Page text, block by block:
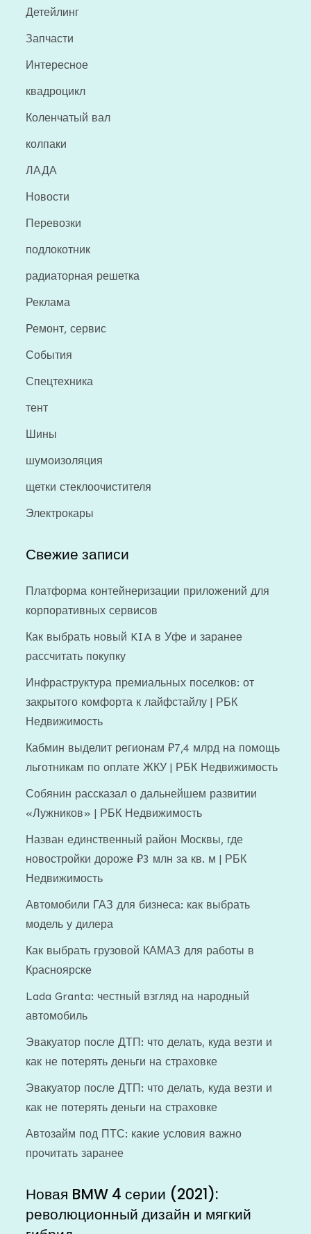
Детейлинг
Запчасти
Интересное
квадроцикл
Коленчатый вал
колпаки
ЛАДА
Новости
Перевозки
подлокотник
радиаторная решетка
Реклама
Ремонт, сервис
События
Спецтехника
тент
Шины
шумоизоляция
щетки стеклоочистителя
Электрокары
Свежие записи
Платформа контейнеризации приложений для
корпоративных сервисов
Как выбрать новый KIA в Уфе и заранее
рассчитать покупку
Инфраструктура премиальных поселков: от
закрытого комфорта к лайфстайлу | РБК
Недвижимость
Кабмин выделит регионам ₽7,4 млрд на помощь
льготникам по оплате ЖКУ | РБК Недвижимость
Собянин рассказал о дальнейшем развитии
«Лужников» | РБК Недвижимость
Назван единственный район Москвы, где
новостройки дороже ₽3 млн за кв. м | РБК
Недвижимость
Автомобили ГАЗ для бизнеса: как выбрать
модель у дилера
Как выбрать грузовой КАМАЗ для работы в
Красноярске
Lada Granta: честный взгляд на народный
автомобиль
Эвакуатор после ДТП: что делать, куда везти и
как не потерять деньги на страховке
Эвакуатор после ДТП: что делать, куда везти и
как не потерять деньги на страховке
Автозайм под ПТС: какие условия важно
прочитать заранее
Новая BMW 4 серии (2021):
революционный дизайн и мягкий